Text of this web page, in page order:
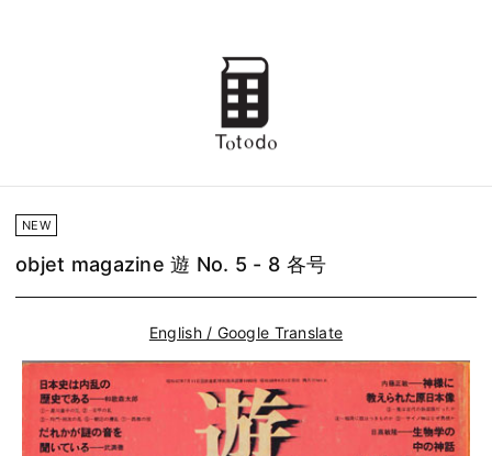
NEW
objet magazine 遊 No. 5 - 8 各号
English / Google Translate